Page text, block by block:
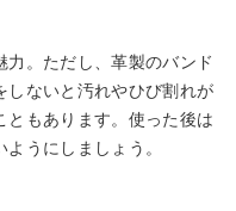
力。ただし、革製のバンド
しないと汚れやひび割れが
ともあります。使った後は
うにしましょう。